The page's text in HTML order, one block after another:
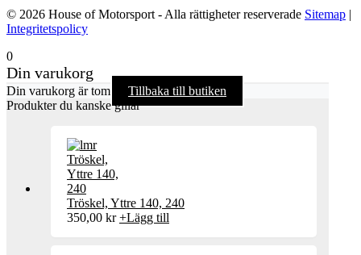
© 2026 House of Motorsport - Alla rättigheter reserverade Sitemap |
Integritetspolicy
0
Din varukorg
Din varukorg är tom
Tillbaka till butiken
Produkter du kanske gillar
Tröskel, Yttre 140, 240
350,00 kr +Lägg till